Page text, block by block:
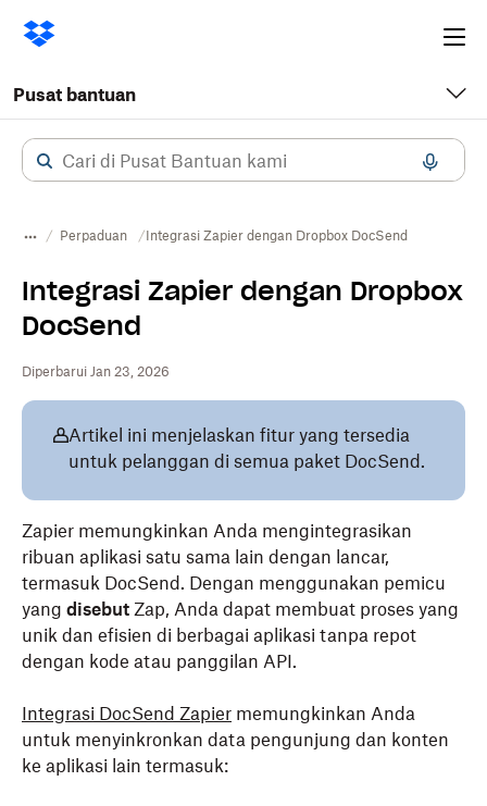
Pusat bantuan
Perpaduan Integrasi Zapier dengan Dropbox DocSend
Integrasi Zapier dengan Dropbox
DocSend
Diperbarui Jan 23, 2026
Artikel ini menjelaskan fitur yang tersedia
untuk pelanggan di semua paket DocSend.
Zapier memungkinkan Anda mengintegrasikan
ribuan aplikasi satu sama lain dengan lancar,
termasuk DocSend. Dengan menggunakan pemicu
yang disebut Zap, Anda dapat membuat proses yang
unik dan efisien di berbagai aplikasi tanpa repot
dengan kode atau panggilan API.
Integrasi DocSend Zapier memungkinkan Anda
untuk menyinkronkan data pengunjung dan konten
ke aplikasi lain termasuk: